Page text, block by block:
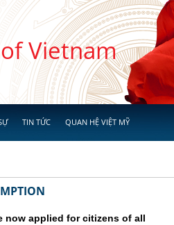
Vietnam
TIN TỨC QUAN HỆ VIỆT MỸ
now applied for citizens of all